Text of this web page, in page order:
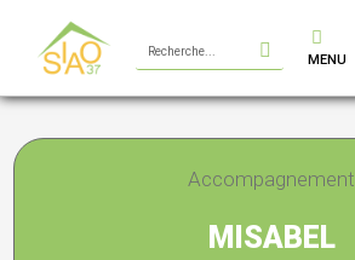
contenu
MENU
Accompagnement
MISABEL